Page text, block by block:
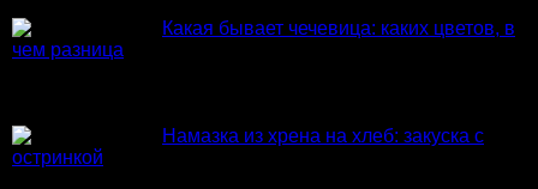
Какая бывает чечевица: каких цветов, в
чем разница
Намазка из хрена на хлеб: закуска с
остринкой